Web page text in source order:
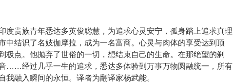
度贵族青年悉达多英俊聪慧，为追求心灵安宁，孤身踏上追求真理
中结识了名妓伽摩拉，成为一名富商。心灵与肉体的享受达到顶
极点。他抛弃了世俗的一切，想结束自己的生命。在那绝望的刹
……经过几乎一生的追求，悉达多体验到万事万物圆融统一，所有
融入瞬间的永恒。译者为翻译家杨武能。